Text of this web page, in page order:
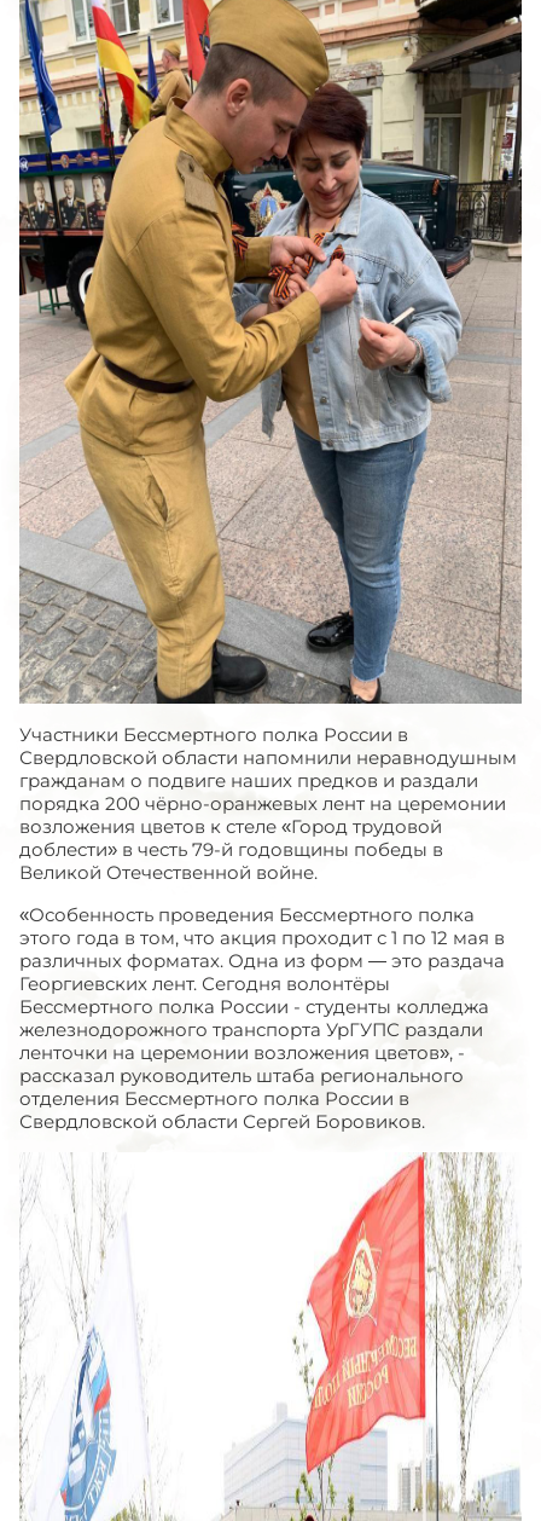
Участники Бессмертного полка России в
Свердловской области напомнили неравнодушным
гражданам о подвиге наших предков и раздали
порядка 200 чёрно-оранжевых лент на церемонии
возложения цветов к стеле «Город трудовой
доблести» в честь 79-й годовщины победы в
Великой Отечественной войне.
«Особенность проведения Бессмертного полка
этого года в том, что акция проходит с 1 по 12 мая в
различных форматах. Одна из форм — это раздача
Георгиевских лент. Сегодня волонтёры
Бессмертного полка России - студенты колледжа
железнодорожного транспорта УрГУПС раздали
ленточки на церемонии возложения цветов», -
рассказал руководитель штаба регионального
отделения Бессмертного полка России в
Свердловской области Сергей Боровиков.